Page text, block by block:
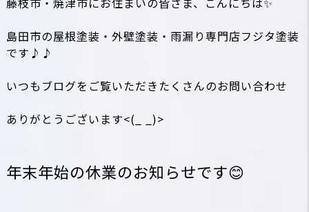
島田市の屋根塗装・外壁塗装・雨漏り専門店フジタ塗装
です♪♪
いつもブログをご覧いただきたくさんのお問い合わせ
ありがとうございます<(_ _)>
年末年始の休業のお知らせです😊